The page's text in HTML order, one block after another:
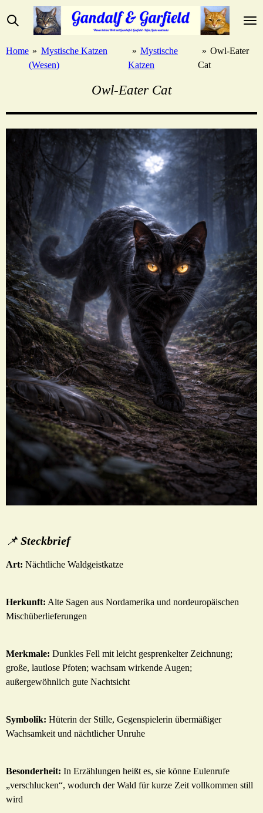
Hauptinhalt
Home » Mystische Katzen
(Wesen)
» Mystische
Katzen
» Owl-Eater
Cat
Owl-Eater Cat
📌Steckbrief
Art: Nächtliche Waldgeistkatze
Herkunft: Alte Sagen aus Nordamerika und nordeuropäischen
Mischüberlieferungen
Merkmale: Dunkles Fell mit leicht gesprenkelter Zeichnung;
große, lautlose Pfoten; wachsam wirkende Augen;
außergewöhnlich gute Nachtsicht
Symbolik: Hüterin der Stille, Gegenspielerin übermäßiger
Wachsamkeit und nächtlicher Unruhe
Besonderheit: In Erzählungen heißt es, sie könne Eulenrufe
„verschlucken“, wodurch der Wald für kurze Zeit vollkommen still
wird